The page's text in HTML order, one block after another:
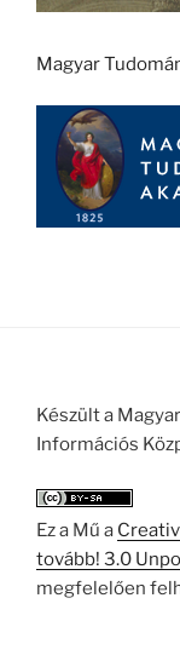
Magyar
Készült a
Információs
Ez a Mű a
tovább! 3.0
megfelelően